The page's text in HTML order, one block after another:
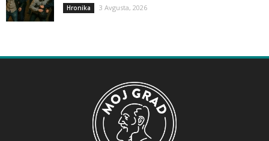
Hronika 3 Avgusta, 2026